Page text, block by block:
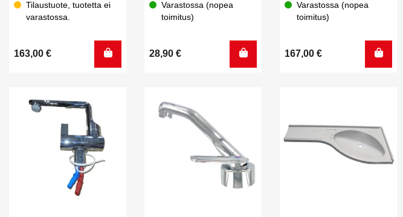
Tilaustuote, tuotetta ei
varastossa.
163,00 €
Varastossa (nopea
toimitus)
28,90 €
Varastossa (nopea
toimitus)
167,00 €